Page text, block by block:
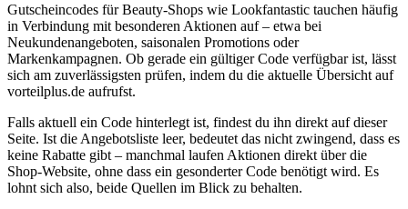
Gutscheincodes für Beauty-Shops wie Lookfantastic tauchen häufig
in Verbindung mit besonderen Aktionen auf – etwa bei
Neukundenangeboten, saisonalen Promotions oder
Markenkampagnen. Ob gerade ein gültiger Code verfügbar ist, lässt
sich am zuverlässigsten prüfen, indem du die aktuelle Übersicht auf
vorteilplus.de aufrufst.
Falls aktuell ein Code hinterlegt ist, findest du ihn direkt auf dieser
Seite. Ist die Angebotsliste leer, bedeutet das nicht zwingend, dass es
keine Rabatte gibt – manchmal laufen Aktionen direkt über die
Shop-Website, ohne dass ein gesonderter Code benötigt wird. Es
lohnt sich also, beide Quellen im Blick zu behalten.